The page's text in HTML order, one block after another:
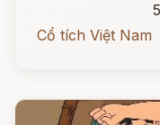
Cổ tích Việt Nam